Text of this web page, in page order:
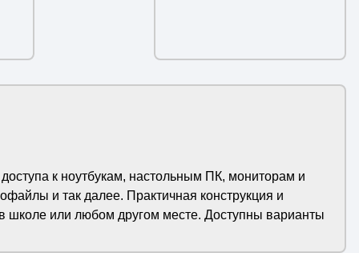
к ноутбукам, настольным ПК, мониторам и
и так далее. Практичная конструкция и
школе или любом другом месте. Доступны варианты